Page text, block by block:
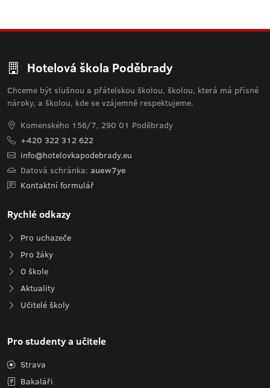
Hotelová škola Poděbrady
Chceme být slušnou a přátelskou školou, školou, která má přísné
nároky, a školou, kde se vzájemně respektujeme.
Komenského 156/7, 290 01 Poděbrady
+420 322 312 622
info@hotelovkapodebrady.eu
Datová schránka: auew7ye
Kontaktní formulář
Rychlé odkazy
Pro uchazeče
Pro žáky
O škole
Aktuality
Učitelé školy
Pro studenty a učitele
Strava
Bakaláři